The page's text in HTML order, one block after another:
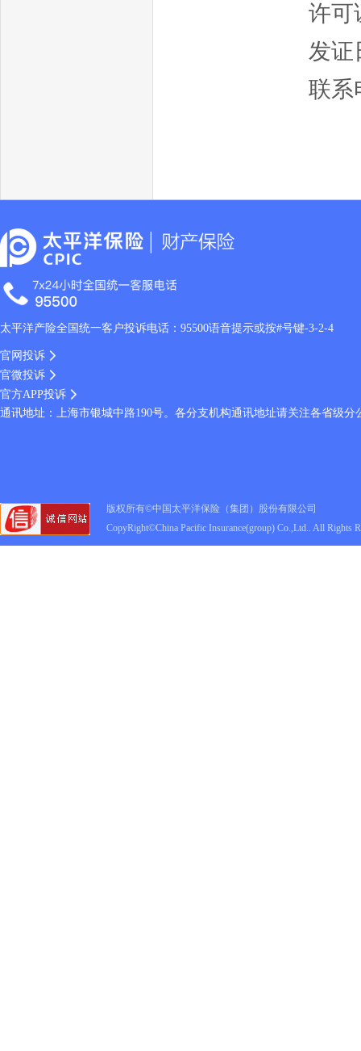
许可
发证
联系
太平洋产险全国统一客户投诉电话：95500语音提示或按#号键-3-2-4
官网投诉
官微投诉
官方APP投诉
通讯地址：上海市银城中路190号。各分支机构通讯地址请关注各省级
版权所有©中国太平洋保险（集团）股份有限公司
CopyRight©China Pacific Insurance(group) Co.,Ltd.. All Rights